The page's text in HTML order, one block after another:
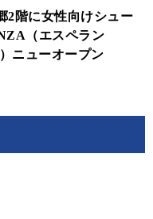
2階に女性向けシュー
（エスペラン
ニューオープン